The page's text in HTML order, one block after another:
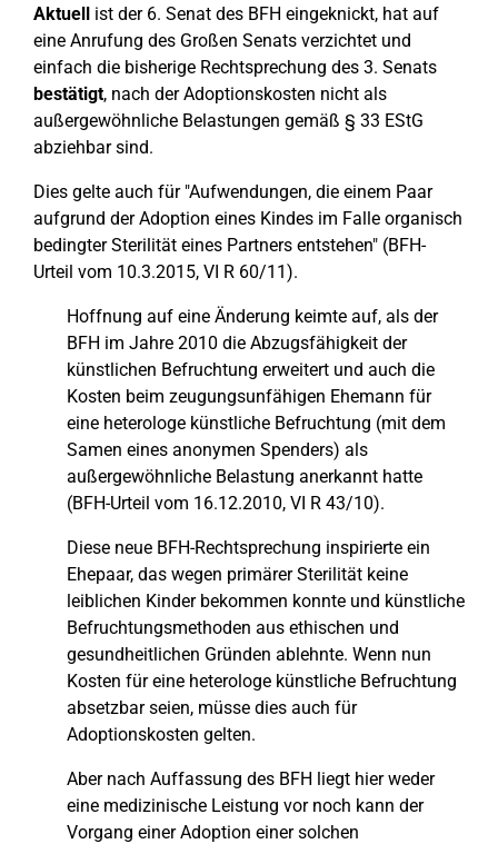
Aktuell ist der 6. Senat des BFH eingeknickt, hat auf
eine Anrufung des Großen Senats verzichtet und
einfach die bisherige Rechtsprechung des 3. Senats
bestätigt, nach der Adoptionskosten nicht als
außergewöhnliche Belastungen gemäß § 33 EStG
abziehbar sind.
Dies gelte auch für "Aufwendungen, die einem Paar
aufgrund der Adoption eines Kindes im Falle organisch
bedingter Sterilität eines Partners entstehen" (BFH-
Urteil vom 10.3.2015, VI R 60/11).
Hoffnung auf eine Änderung keimte auf, als der
BFH im Jahre 2010 die Abzugsfähigkeit der
künstlichen Befruchtung erweitert und auch die
Kosten beim zeugungsunfähigen Ehemann für
eine heterologe künstliche Befruchtung (mit dem
Samen eines anonymen Spenders) als
außergewöhnliche Belastung anerkannt hatte
(BFH-Urteil vom 16.12.2010, VI R 43/10).
Diese neue BFH-Rechtsprechung inspirierte ein
Ehepaar, das wegen primärer Sterilität keine
leiblichen Kinder bekommen konnte und künstliche
Befruchtungsmethoden aus ethischen und
gesundheitlichen Gründen ablehnte. Wenn nun
Kosten für eine heterologe künstliche Befruchtung
absetzbar seien, müsse dies auch für
Adoptionskosten gelten.
Aber nach Auffassung des BFH liegt hier weder
eine medizinische Leistung vor noch kann der
Vorgang einer Adoption einer solchen